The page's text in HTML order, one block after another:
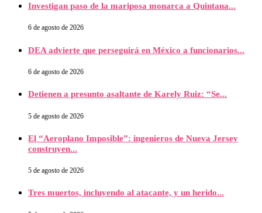
Investigan paso de la mariposa monarca a Quintana...
6 de agosto de 2026
DEA advierte que perseguirá en México a funcionarios...
6 de agosto de 2026
Detienen a presunto asaltante de Karely Ruiz: “Se...
5 de agosto de 2026
El “Aeroplano Imposible”: ingenieros de Nueva Jersey
construyen...
5 de agosto de 2026
Tres muertos, incluyendo al atacante, y un herido...